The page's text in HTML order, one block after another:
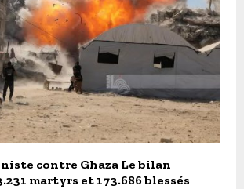
contre Ghaza Le bilan
martyrs et 173.686 blessés